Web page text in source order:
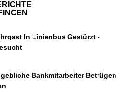
In Linienbus Gestürzt -
Bankmitarbeiter Betrügen